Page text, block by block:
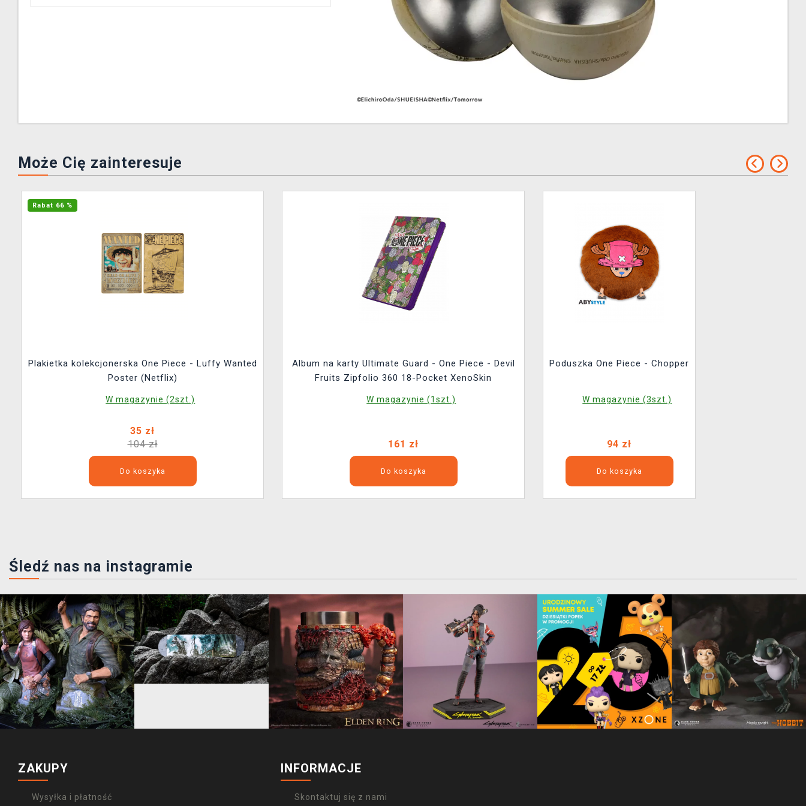
Może Cię zainteresuje
Rabat 66 %
Plakietka kolekcjonerska One Piece - Luffy Wanted
Poster (Netflix)
W magazynie (2szt.)
35 zł
104 zł
Do koszyka
Album na karty Ultimate Guard - One Piece - Devil
Fruits Zipfolio 360 18-Pocket XenoSkin
W magazynie (1szt.)
161 zł
Do koszyka
Poduszka One Piece - Chopper
W magazynie (3szt.)
94 zł
Do koszyka
Śledź nas na instagramie
ZAKUPY
Wysyłka i płatność
INFORMACJE
Skontaktuj się z nami